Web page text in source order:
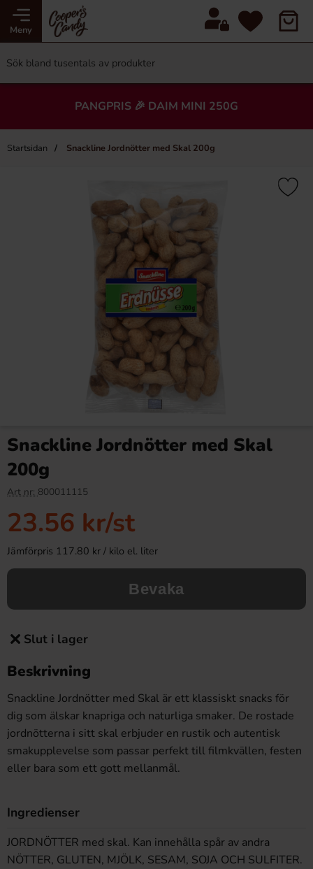
Meny
PANGPRIS 🎉 DAIM MINI 250G
Startsidan Snackline Jordnötter med Skal 200g
Snackline Jordnötter med Skal
200g
Art nr: 800011115
23.56 kr/st
Jämförpris 117.80 kr / kilo el. liter
Bevaka
Slut i lager
Beskrivning
Snackline Jordnötter med Skal är ett klassiskt snacks för
dig som älskar knapriga och naturliga smaker. De rostade
jordnötterna i sitt skal erbjuder en rustik och autentisk
smakupplevelse som passar perfekt till filmkvällen, festen
eller bara som ett gott mellanmål.
Ingredienser
JORDNÖTTER med skal. Kan innehålla spår av andra
NÖTTER, GLUTEN, MJÖLK, SESAM, SOJA OCH SULFITER.